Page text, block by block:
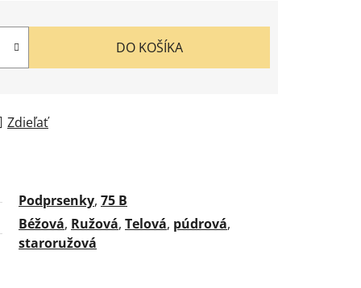
DO KOŠÍKA
Zdieľať
Podprsenky, 75 B
Béžová, Ružová, Telová, púdrová,
staroružová